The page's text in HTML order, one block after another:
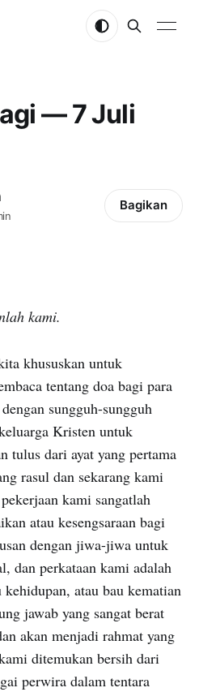
— 7 Juli
Bagikan
kami.
khususkan untuk
tentang doa bagi para
sungguh-sungguh
Kristen untuk
tulus dari ayat yang pertama
rasul dan sekarang kami
kami sangatlah
atau kesengsaraan bagi
dengan jiwa-jiwa untuk
dan perkataan kami adalah
atau bau kematian
jawab yang sangat berat
akan menjadi rahmat yang
ditemukan bersih dari
perwira dalam tentara